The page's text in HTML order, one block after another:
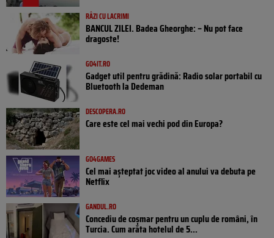
RÂZI CU LACRIMI
BANCUL ZILEI. Badea Gheorghe: – Nu pot face
dragoste!
GO4IT.RO
Gadget util pentru grădină: Radio solar portabil cu
Bluetooth la Dedeman
DESCOPERA.RO
Care este cel mai vechi pod din Europa?
GO4GAMES
Cel mai așteptat joc video al anului va debuta pe
Netflix
GANDUL.RO
Concediu de coșmar pentru un cuplu de români, în
Turcia. Cum arăta hotelul de 5...